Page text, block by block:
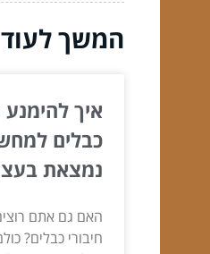
המשך לעוד
איך
כבלים
נמצאת
האם גם אתם
חיבורי כבלים?